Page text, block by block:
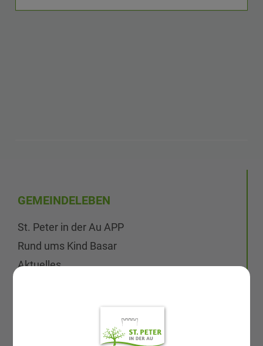
GEMEINDELEBEN
St. Peter in der Au APP
Rund ums Kind Basar
Aktuelles